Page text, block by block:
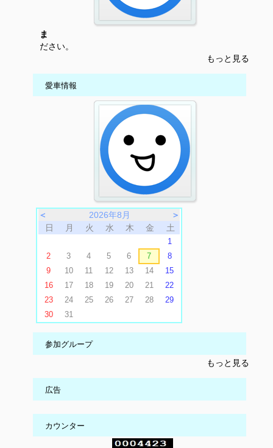
ま
ださい。
もっと見る
愛車情報
＜ 2026年8月
＞
日
月 火 水 木 金 土
1
2
3 4 5 6 7
8
9
10 11 12 13 14
15
16
17 18 19 20 21
22
23
24 25 26 27 28
29
30
31
参加グループ
もっと見る
広告
カウンター